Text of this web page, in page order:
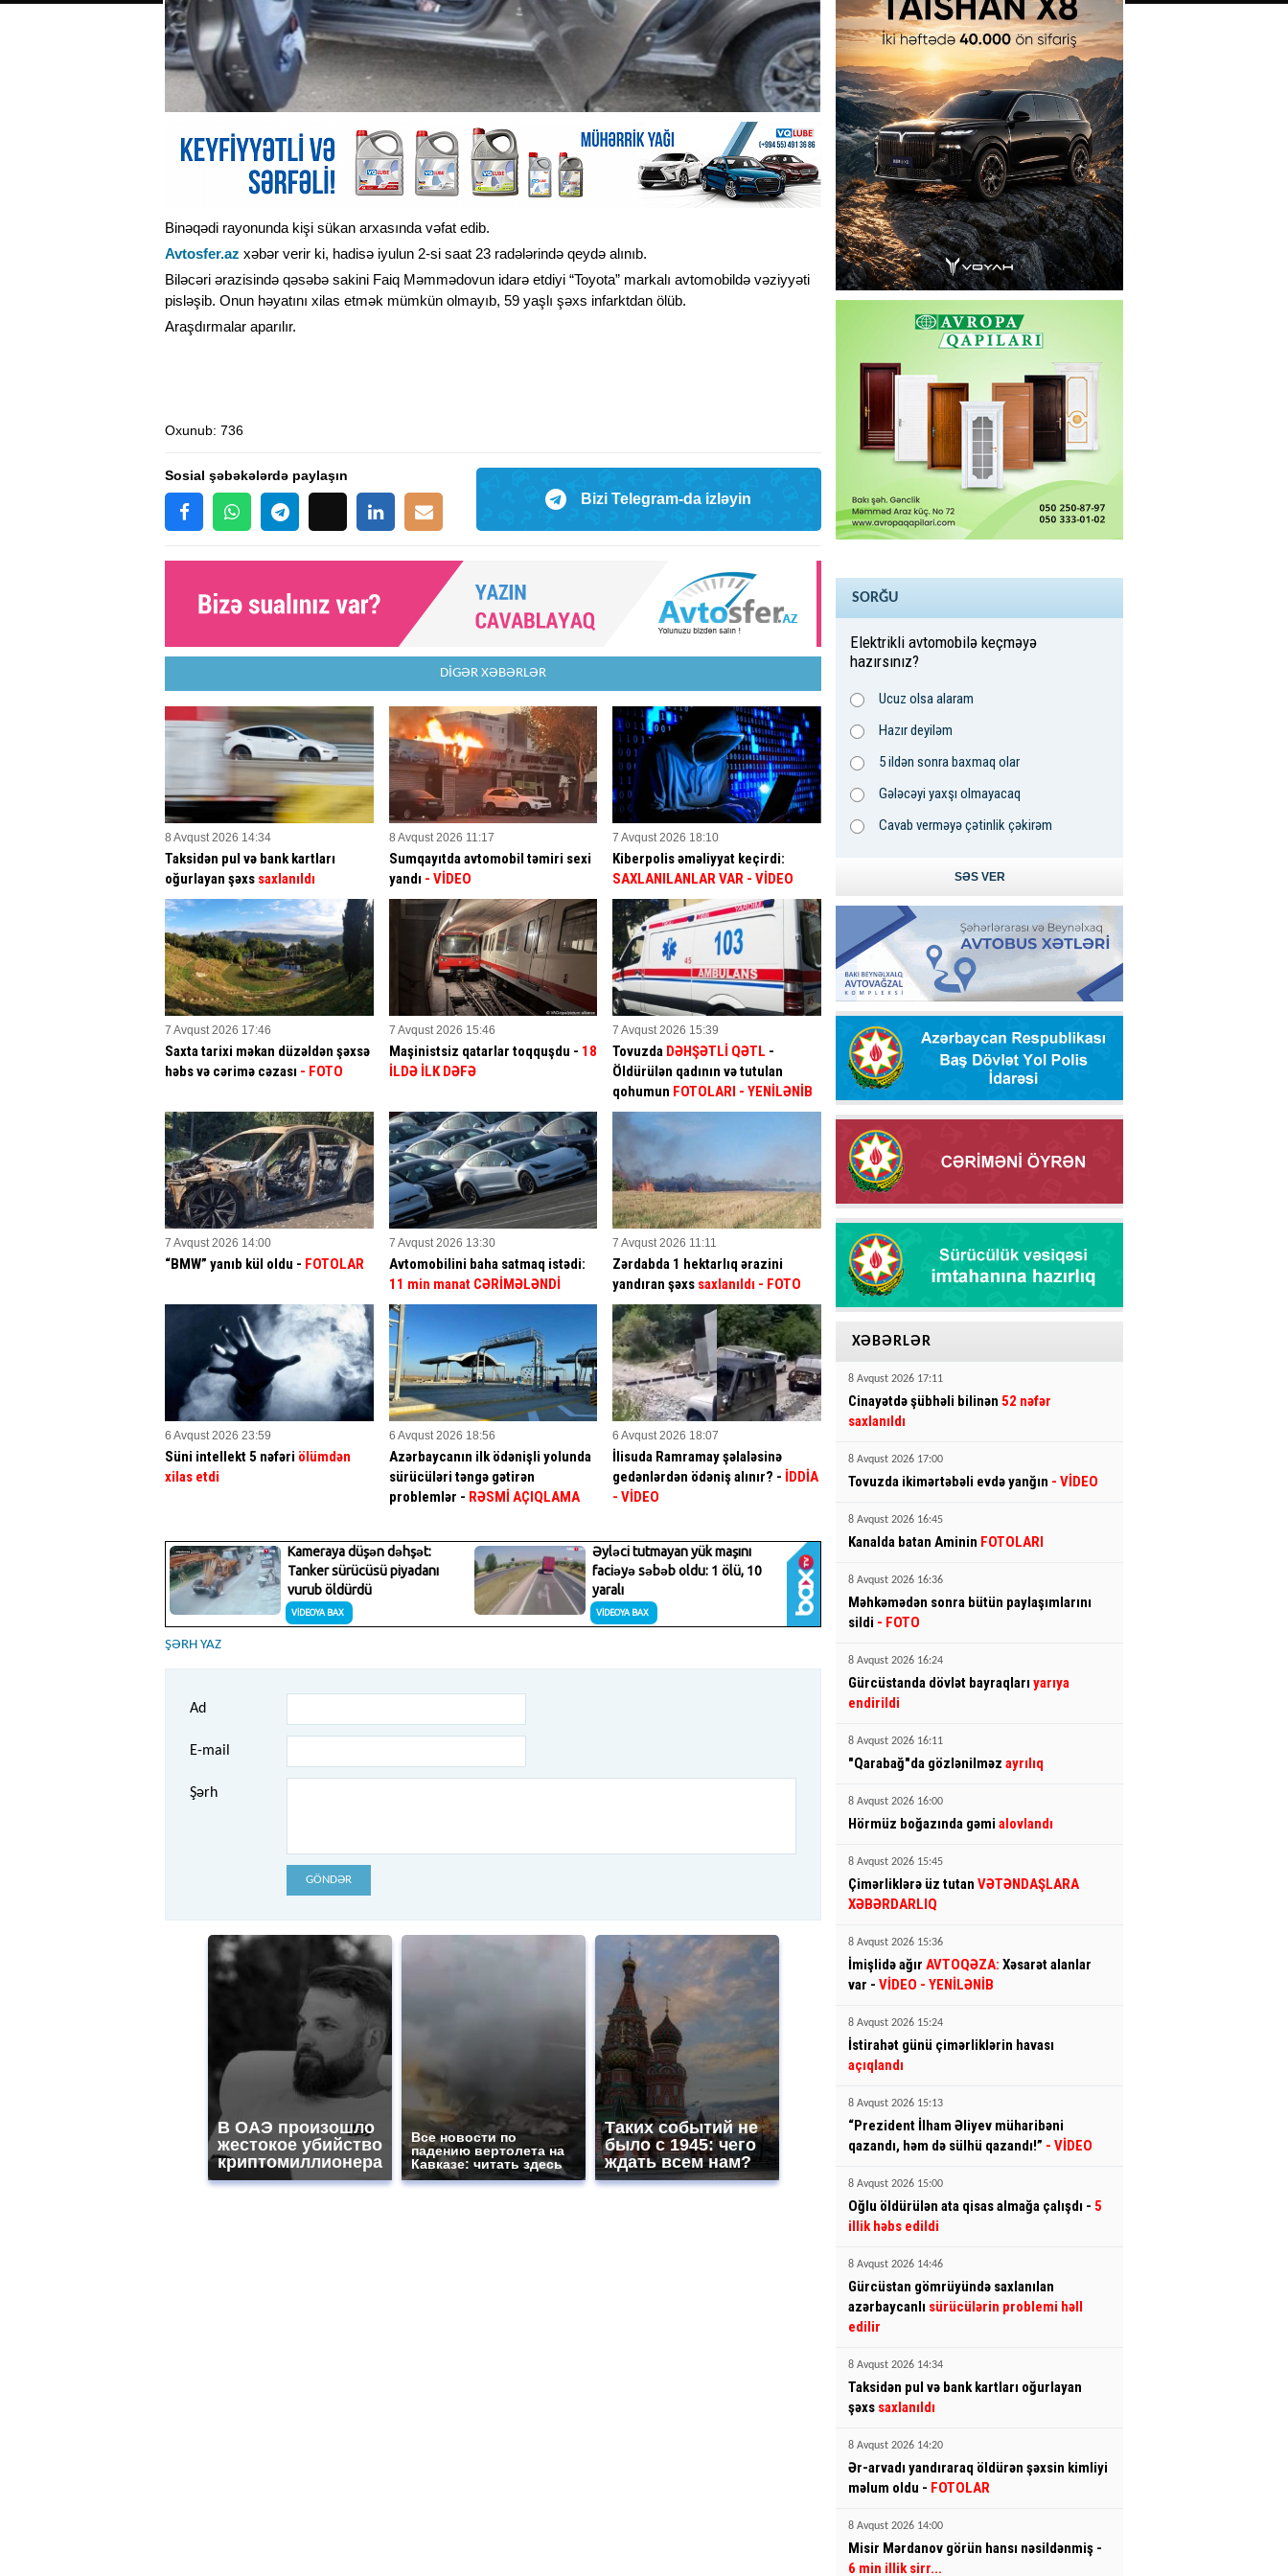
Binəqədi rayonunda kişi sükan arxasında vəfat edib.
Avtosfer.az xəbər verir ki, hadisə iyulun 2-si saat 23 radələrində qeydə alınıb.
Biləcəri ərazisində qəsəbə sakini Faiq Məmmədovun idarə etdiyi “Toyota” markalı avtomobildə vəziyyəti
pisləşib. Onun həyatını xilas etmək mümkün olmayıb, 59 yaşlı şəxs infarktdan ölüb.
Araşdırmalar aparılır.
Oxunub: 736
Sosial şəbəkələrdə paylaşın
Bizi Telegram-da izləyin
DİGƏR XƏBƏRLƏR
8 Avqust 2026 14:34
Taksidən pul və bank kartları
oğurlayan şəxs saxlanıldı
8 Avqust 2026 11:17
Sumqayıtda avtomobil təmiri sexi
yandı - VİDEO
7 Avqust 2026 18:10
Kiberpolis əməliyyat keçirdi:
SAXLANILANLAR VAR - VİDEO
7 Avqust 2026 17:46
Saxta tarixi məkan düzəldən şəxsə
həbs və cərimə cəzası - FOTO
7 Avqust 2026 15:46
Maşinistsiz qatarlar toqquşdu - 18
İLDƏ İLK DƏFƏ
7 Avqust 2026 15:39
Tovuzda DƏHŞƏTLİ QƏTL -
Öldürülən qadının və tutulan
qohumun FOTOLARI - YENİLƏNİB
7 Avqust 2026 14:00
“BMW” yanıb kül oldu - FOTOLAR
7 Avqust 2026 13:30
Avtomobilini baha satmaq istədi:
11 min manat CƏRİMƏLƏNDİ
7 Avqust 2026 11:11
Zərdabda 1 hektarlıq ərazini
yandıran şəxs saxlanıldı - FOTO
6 Avqust 2026 23:59
Süni intellekt 5 nəfəri ölümdən
xilas etdi
6 Avqust 2026 18:56
Azərbaycanın ilk ödənişli yolunda
sürücüləri təngə gətirən
problemlər - RƏSMİ AÇIQLAMA
6 Avqust 2026 18:07
İlisuda Ramramay şəlaləsinə
gedənlərdən ödəniş alınır? - İDDİA
- VİDEO
ŞƏRH YAZ
Ad
E-mail
Şərh
GÖNDƏR
В ОАЭ произошло
жестокое убийство
криптомиллионера
Все новости по
падению вертолета на
Кавказе: читать здесь
Таких событий не
было с 1945: чего
ждать всем нам?
SORĞU
Elektrikli avtomobilə keçməyə
hazırsınız?
Ucuz olsa alaram
Hazır deyiləm
5 ildən sonra baxmaq olar
Gələcəyi yaxşı olmayacaq
Cavab verməyə çətinlik çəkirəm
XƏBƏRLƏR
8 Avqust 2026 17:11
Cinayətdə şübhəli bilinən 52 nəfər
saxlanıldı
8 Avqust 2026 17:00
Tovuzda ikimərtəbəli evdə yanğın - VİDEO
8 Avqust 2026 16:45
Kanalda batan Aminin FOTOLARI
8 Avqust 2026 16:36
Məhkəmədən sonra bütün paylaşımlarını
sildi - FOTO
8 Avqust 2026 16:24
Gürcüstanda dövlət bayraqları yarıya
endirildi
8 Avqust 2026 16:11
"Qarabağ"da gözlənilməz ayrılıq
8 Avqust 2026 16:00
Hörmüz boğazında gəmi alovlandı
8 Avqust 2026 15:45
Çimərliklərə üz tutan VƏTƏNDAŞLARA
XƏBƏRDARLIQ
8 Avqust 2026 15:36
İmişlidə ağır AVTOQƏZA: Xəsarət alanlar
var - VİDEO - YENİLƏNİB
8 Avqust 2026 15:24
İstirahət günü çimərliklərin havası
açıqlandı
8 Avqust 2026 15:13
“Prezident İlham Əliyev müharibəni
qazandı, həm də sülhü qazandı!” - VİDEO
8 Avqust 2026 15:00
Oğlu öldürülən ata qisas almağa çalışdı - 5
illik həbs edildi
8 Avqust 2026 14:46
Gürcüstan gömrüyündə saxlanılan
azərbaycanlı sürücülərin problemi həll
edilir
8 Avqust 2026 14:34
Taksidən pul və bank kartları oğurlayan
şəxs saxlanıldı
8 Avqust 2026 14:20
Ər-arvadı yandıraraq öldürən şəxsin kimliyi
məlum oldu - FOTOLAR
8 Avqust 2026 14:00
Misir Mərdanov görün hansı nəsildənmiş -
6 min illik sirr...